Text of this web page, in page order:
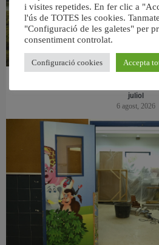
juliol
6 agost, 2026
i visites repetides. En fer clic a
l'ús de TOTES les cookies.
"Configuració de les galetes" per
consentiment controlat.
Configuració cookies Accepta